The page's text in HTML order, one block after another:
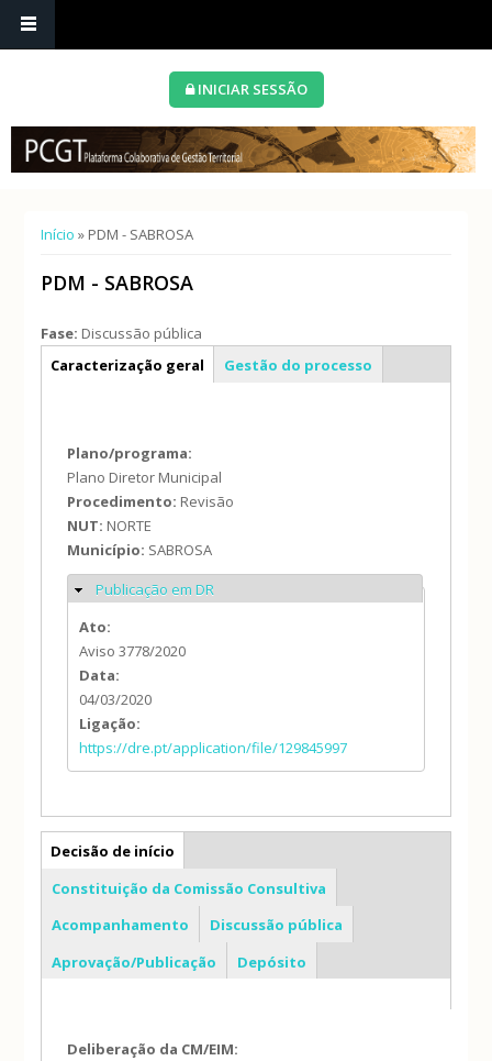
INICIAR SESSÃO
Está aqui
Início » PDM - SABROSA
PDM - SABROSA
Fase: Discussão pública
Info geral
Caracterização geral Gestão do processo
Plano/programa:
Plano Diretor Municipal
Procedimento: Revisão
NUT: NORTE
Município: SABROSA
Ocultar
Publicação em DR
Ato:
Aviso 3778/2020
Data:
04/03/2020
Ligação:
https://dre.pt/application/file/129845997
PDM
Decisão de início
Constituição da Comissão Consultiva
Acompanhamento
Discussão pública
Aprovação/Publicação
Depósito
Deliberação da CM/EIM: